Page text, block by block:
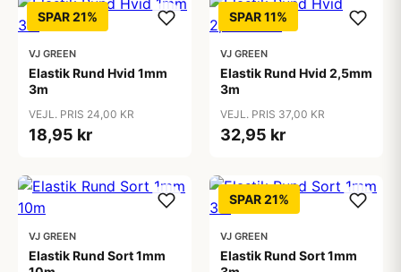
SPAR 21%
VJ GREEN
Elastik Rund Hvid 1mm
3m
VEJL. PRIS 24,00 KR
18,95 kr
SPAR 11%
VJ GREEN
Elastik Rund Hvid 2,5mm
3m
VEJL. PRIS 37,00 KR
32,95 kr
VJ GREEN
Elastik Rund Sort 1mm
SPAR 21%
VJ GREEN
Elastik Rund Sort 1mm